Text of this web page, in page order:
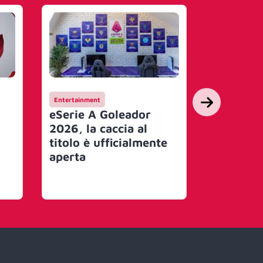
Entertainment
eSerie A Goleador
2026, la caccia al
titolo è ufficialmente
aperta
Mkers